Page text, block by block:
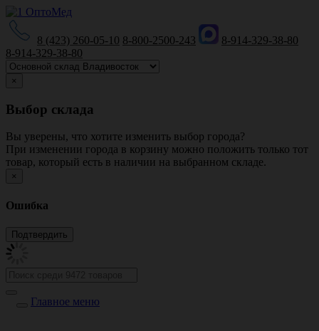
8 (423) 260-05-10 8-800-2500-243
8-914-329-38-80
8-914-329-38-80
×
Выбор склада
Вы уверены, что хотите изменить выбор города?
При изменении города в корзину можно положить только тот
товар, который есть в наличии на выбранном складе.
×
Ошибка
Главное меню